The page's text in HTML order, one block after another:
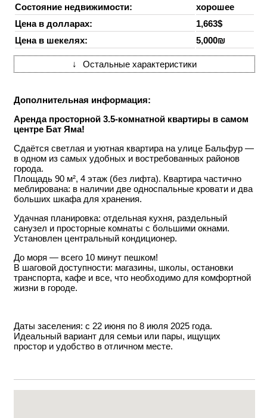
Состояние недвижимости:
хорошее
Цена в долларах:
1,663$
Цена в шекелях:
5,000₪
↓ Остальные характеристики
Дополнительная информация:
Аренда просторной 3.5-комнатной квартиры в самом
центре Бат Яма!
Сдаётся светлая и уютная квартира на улице Бальфур —
в одном из самых удобных и востребованных районов
города.
Площадь 90 м², 4 этаж (без лифта). Квартира частично
меблирована: в наличии две односпальные кровати и два
больших шкафа для хранения.
Удачная планировка: отдельная кухня, раздельный
санузел и просторные комнаты с большими окнами.
Установлен центральный кондиционер.
До моря — всего 10 минут пешком!
В шаговой доступности: магазины, школы, остановки
транспорта, кафе и все, что необходимо для комфортной
жизни в городе.
Даты заселения: с 22 июня по 8 июля 2025 года.
Идеальный вариант для семьи или пары, ищущих
простор и удобство в отличном месте.